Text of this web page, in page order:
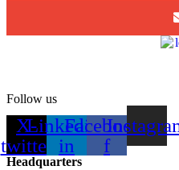
Follow us
X-
twitter
Linkedin-
in
Facebook-
f
Headquarters